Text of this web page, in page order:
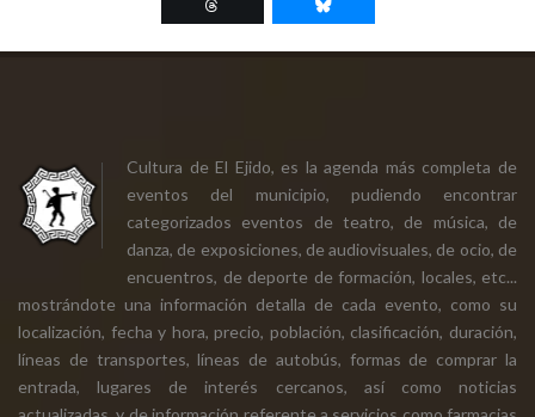
Cultura de El Ejido, es la agenda más completa de
eventos del municipio, pudiendo encontrar
categorizados eventos de teatro, de música, de
danza, de exposiciones, de audiovisuales, de ocio, de
encuentros, de deporte de formación, locales, etc...
mostrándote una información detalla de cada evento, como su
localización, fecha y hora, precio, población, clasificación, duración,
líneas de transportes, líneas de autobús, formas de comprar la
entrada, lugares de interés cercanos, así como noticias